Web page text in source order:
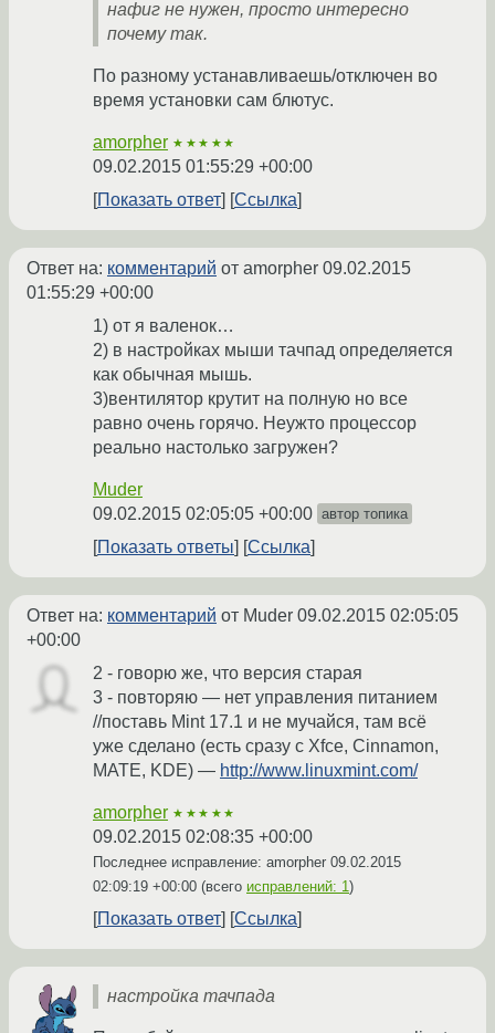
нафиг не нужен, просто интересно
почему так.
По разному устанавливаешь/отключен во
время установки сам блютус.
amorpher ★★★★★
09.02.2015 01:55:29 +00:00
Показать ответ
Ссылка
Ответ на: комментарий от amorpher 09.02.2015
01:55:29 +00:00
1) от я валенок…
2) в настройках мыши тачпад определяется
как обычная мышь.
3)вентилятор крутит на полную но все
равно очень горячо. Неужто процессор
реально настолько загружен?
Muder
09.02.2015 02:05:05 +00:00 автор топика
Показать ответы Ссылка
Ответ на: комментарий от Muder 09.02.2015 02:05:05
+00:00
2 - говорю же, что версия старая
3 - повторяю — нет управления питанием
//поставь Mint 17.1 и не мучайся, там всё
уже сделано (есть сразу с Xfce, Cinnamon,
MATE, KDE) — http://www.linuxmint.com/
amorpher ★★★★★
09.02.2015 02:08:35 +00:00
Последнее исправление: amorpher 09.02.2015
02:09:19 +00:00 (всего исправлений: 1)
Показать ответ Ссылка
настройка тачпада